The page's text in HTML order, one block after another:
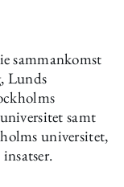
sammankomst
Lunds
samt
universitet,